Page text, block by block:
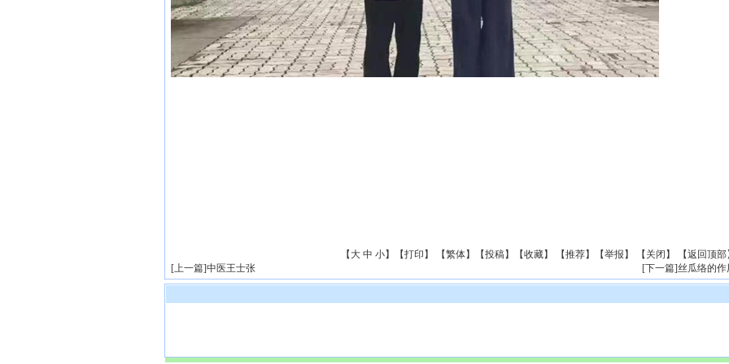
【 大 中 小】【打印 】 【繁体】【投稿】【收藏】 【推荐】【举报 】 【 关闭 】 【返回顶部
[上一篇]中医王士张 [下一篇]丝瓜络的作